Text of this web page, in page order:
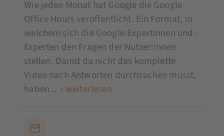
Wie jeden Monat hat Google die Google
Office Hours veröffentlicht. Ein Format, in
welchem sich die Google-Expertinnen und -
Experten den Fragen der Nutzer:innen
stellen. Damit du nicht das komplette
Video nach Antworten durchsuchen musst,
haben... » weiterlesen